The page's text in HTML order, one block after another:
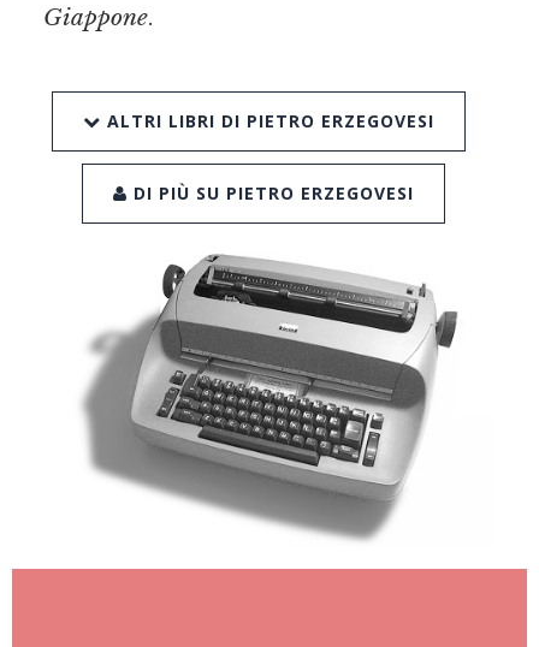
Giappone.
ALTRI LIBRI DI PIETRO ERZEGOVESI
DI PIÙ SU PIETRO ERZEGOVESI